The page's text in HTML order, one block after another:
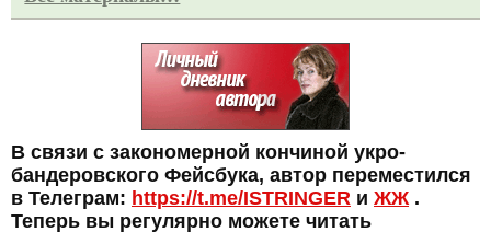
В связи с закономерной кончиной укро-
бандеровского Фейсбука, автор переместился
в Телеграм: https://t.me/ISTRINGER и ЖЖ .
Теперь вы регулярно можете читать